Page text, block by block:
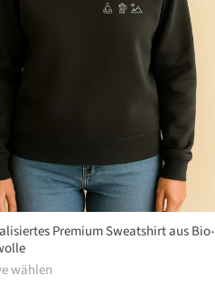
Premium Sweatshirt aus Bio-
wählen